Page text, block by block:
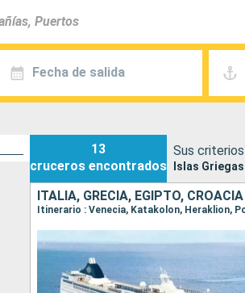
Fecha de salida
13
cruceros encontrados
Sus
Islas
ITALIA, GRECIA, EGIPTO, CROACIA
Itinerario : Venecia, Katakolon, Heraklion,